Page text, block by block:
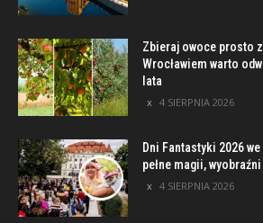
Zbieraj owoce prosto
Wrocławiem warto
lata
4 SIERPNIA 2026
Dni Fantastyki 2026
pełne magii,
4 SIERPNIA 2026